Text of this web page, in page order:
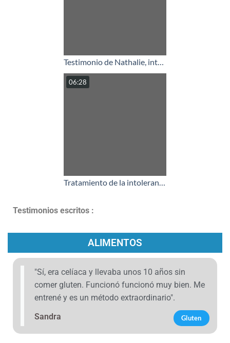
06:28
Testimonios escritos :
ALIMENTOS
"Sí, era celíaca y llevaba unos 10 años sin
comer gluten. Funcionó funcionó muy bien. Me
entrené y es un método extraordinario".
Sandra
Gluten